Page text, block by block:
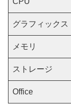
グラフィックス
メモリ
ストレージ
Office